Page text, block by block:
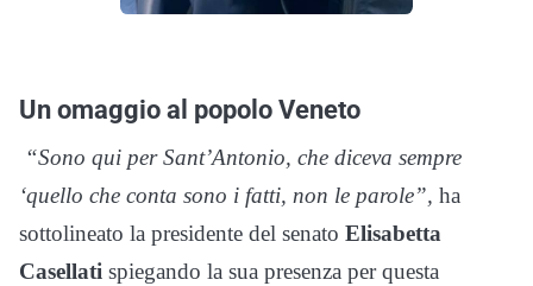
Un omaggio al popolo Veneto
“Sono qui per Sant’Antonio, che diceva sempre
‘quello che conta sono i fatti, non le parole”, ha
sottolineato la presidente del senato Elisabetta
Casellati spiegando la sua presenza per questa